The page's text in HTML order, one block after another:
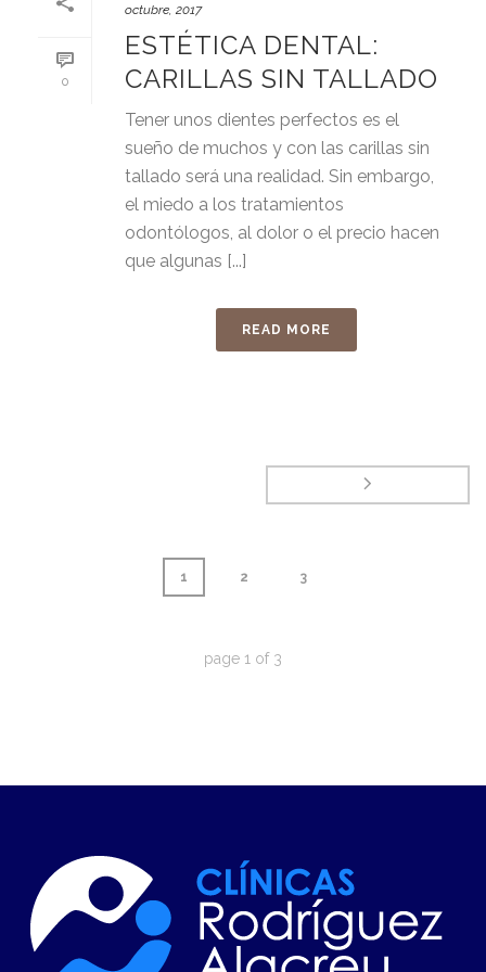
0
octubre, 2017
ESTÉTICA DENTAL:
CARILLAS SIN TALLADO
Tener unos dientes perfectos es el
sueño de muchos y con las carillas sin
tallado será una realidad. Sin embargo,
el miedo a los tratamientos
odontólogos, al dolor o el precio hacen
que algunas [...]
READ MORE
1 2 3
page 1 of 3